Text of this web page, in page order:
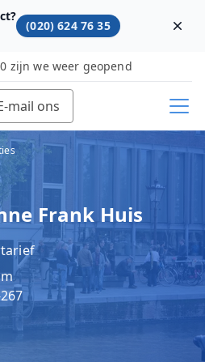
(020) 624 76 35
zijn we weer geopend
mail ons
Frank Huis